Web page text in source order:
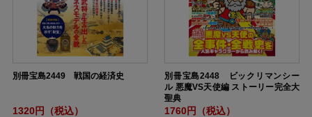
別冊宝島2449 戦国の経済史
1320円（税込）
別冊宝島2448 ビックリマンシー
ル 悪魔VS天使編 ストーリー完全大
聖典
1760円（税込）